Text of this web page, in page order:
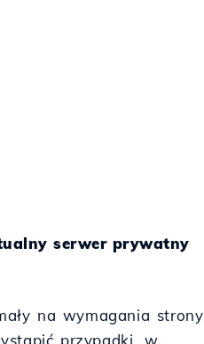
serwer prywatny
na wymagania strony
przypadki, w